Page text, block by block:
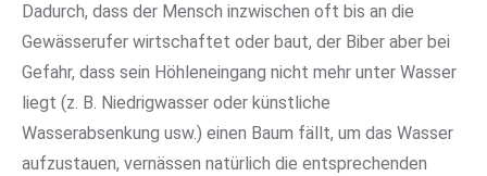
Dadurch, dass der Mensch inzwischen oft bis an die
Gewässerufer wirtschaftet oder baut, der Biber aber bei
Gefahr, dass sein Höhleneingang nicht mehr unter Wasser
liegt (z. B. Niedrigwasser oder künstliche
Wasserabsenkung usw.) einen Baum fällt, um das Wasser
aufzustauen, vernässen natürlich die entsprechenden